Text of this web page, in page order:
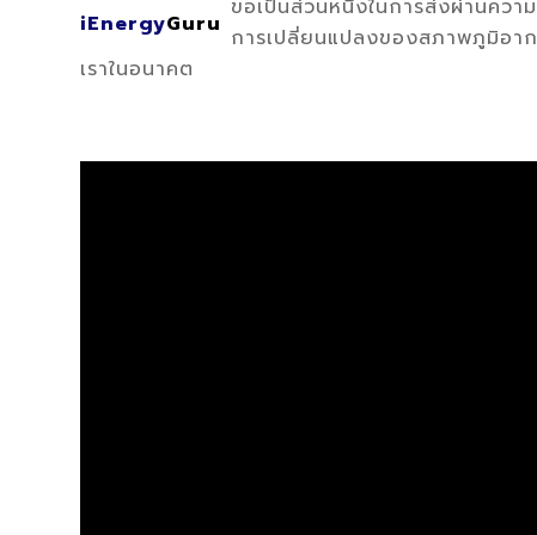
iEnergyGuru
ขอเป็นส่วนหนึ่งในการส่งผ่านควา
การเปลี่ยนแปลงของสภาพภูมิอ
เราในอนาคต